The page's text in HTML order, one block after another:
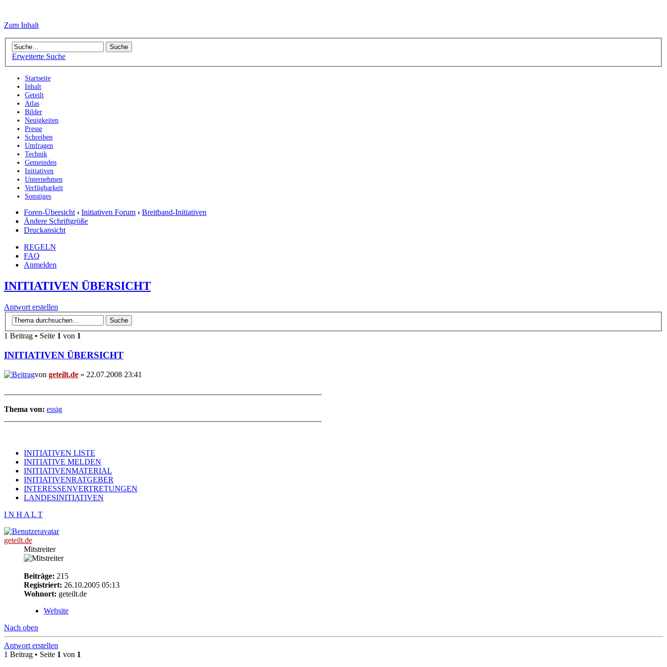
Zum Inhalt
Erweiterte Suche
Startseite
Inhalt
Geteilt
Atlas
Bilder
Neuigkeiten
Presse
Schreiben
Umfragen
Technik
Gemeinden
Initiativen
Unternehmen
Verfügbarkeit
Sonstiges
Foren-Übersicht ‹ Initiativen Forum ‹ Breitband-Initiativen
Ändere Schriftgröße
Druckansicht
REGELN
FAQ
Anmelden
INITIATIVEN ÜBERSICHT
Antwort erstellen
1 Beitrag • Seite 1 von 1
INITIATIVEN ÜBERSICHT
von geteilt.de » 22.07.2008 23:41
Thema von: essig
INITIATIVEN LISTE
INITIATIVE MELDEN
INITIATIVENMATERIAL
INITIATIVENRATGEBER
INTERESSENVERTRETUNGEN
LANDESINITIATIVEN
I N H A L T
geteilt.de
Mitstreiter
Beiträge: 215
Registriert: 26.10.2005 05:13
Wohnort: geteilt.de
Website
Nach oben
Antwort erstellen
1 Beitrag • Seite 1 von 1